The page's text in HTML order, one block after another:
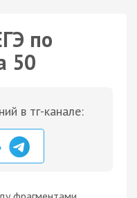
по
50
в тг-канале: